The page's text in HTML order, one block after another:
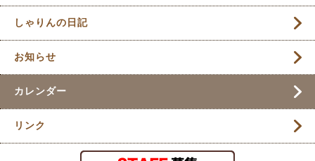
しゃりんの日記
お知らせ
カレンダー
リンク